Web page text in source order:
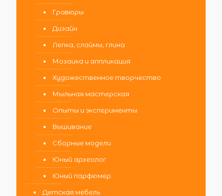
Гравюры
Дизайн
Лепка, слаймы, глина
Мозаика и аппликация
Художественное творчество
Мыльная мастерская
Опыты и эксперименты
Вышивание
Сборные модели
Юный археолог
Юный парфюмер
Детская мебель